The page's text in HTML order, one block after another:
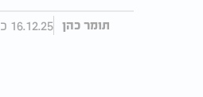
תומר כהן 16.12.25 כ"ו כסלו התשפ"ו